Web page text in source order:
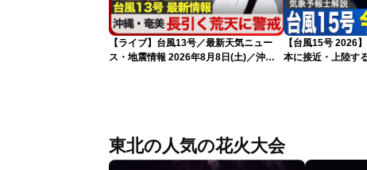
【ライブ】台風13号／最新天気ニュー
ス・地震情報 2026年8月8日(土)／沖
【台風15号 2026
本に接近・上陸す
東北の人気の花火大会